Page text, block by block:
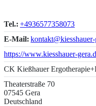
Tel.: +4936577358073
E-Mail:
https://www.kiesshauer-
CK Kießhauer
Theaterstraße 70
07545 Gera
Deutschland